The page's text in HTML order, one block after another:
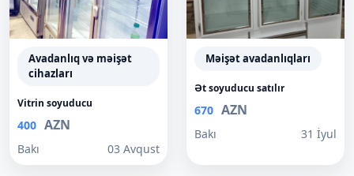
Avadanlıq və məişət
cihazları
Vitrin soyuducu
400 AZN
Bakı 03 Avqust
Məişət avadanlıqları
Ət soyuducu satılır
670 AZN
Bakı 31 İyul